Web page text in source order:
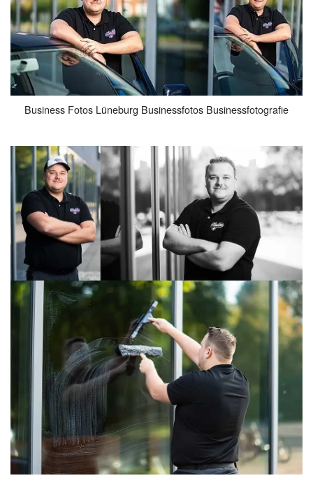
Business Fotos Lüneburg Businessfotos Businessfotografie